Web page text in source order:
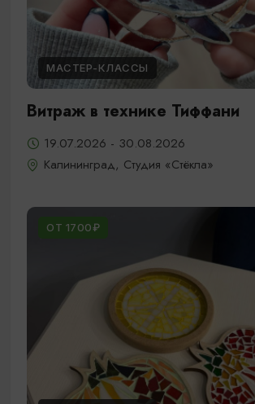
МАСТЕР-КЛАССЫ
Витраж в технике Тиффани
19.07.2026 - 30.08.2026
Калининград, Студия «Стёкла»
ОТ 1700₽